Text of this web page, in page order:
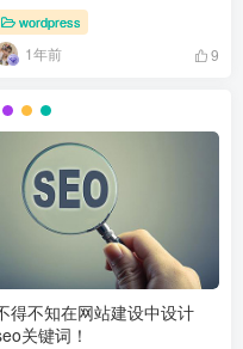
wordpress
1年前 9
得不知在网站建设中设计
关键词！